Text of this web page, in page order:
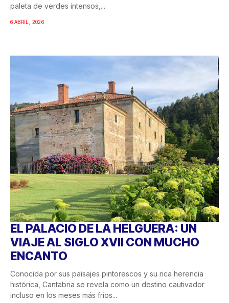
paleta de verdes intensos,...
6 ABRIL, 2026
EL PALACIO DE LA HELGUERA: UN
VIAJE AL SIGLO XVII CON MUCHO
ENCANTO
Conocida por sus paisajes pintorescos y su rica herencia
histórica, Cantabria se revela como un destino cautivador
incluso en los meses más fríos...